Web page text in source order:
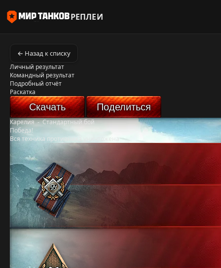
РЕПЛЕИ
← Назад к списку
Личный результат
Командный результат
Подробный отчёт
Раскатка
Скачать Поделиться
Карелия-Стандартный бой
Победа!
Вся техника противника уничтожена